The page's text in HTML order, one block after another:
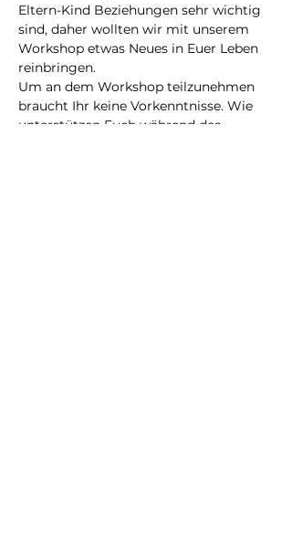
Eltern-Kind Beziehungen sehr wichtig
sind, daher wollten wir mit unserem
Workshop etwas Neues in Euer Leben
reinbringen.
Um an dem Workshop teilzunehmen
braucht Ihr keine Vorkenntnisse. Wie
unterstützen Euch während des